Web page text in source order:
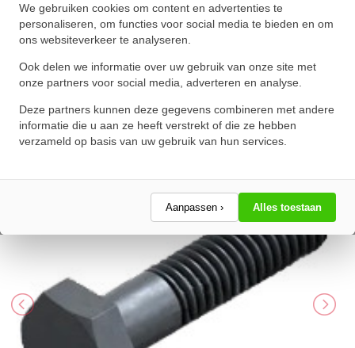
We gebruiken cookies om content en advertenties te
personaliseren, om functies voor social media te bieden en om
ons websiteverkeer te analyseren.
Ook delen we informatie over uw gebruik van onze site met
onze partners voor social media, adverteren en analyse.
Deze partners kunnen deze gegevens combineren met andere
informatie die u aan ze heeft verstrekt of die ze hebben
verzameld op basis van uw gebruik van hun services.
Aanpassen › Alles toestaan
Zeskanttapbout Deeldraad DIN
931 M24x370mm 8.8
Onbehandeld
Schrijf een review!